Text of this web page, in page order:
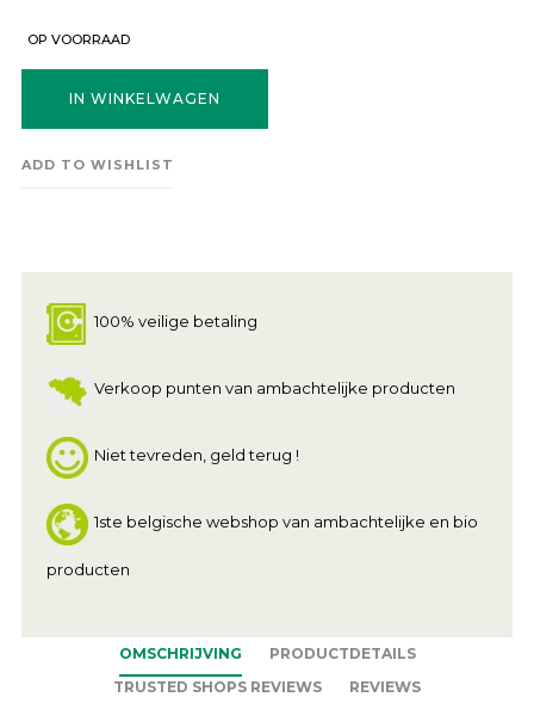
OP VOORRAAD
IN WINKELWAGEN
ADD TO WISHLIST
100% veilige betaling
Verkoop punten van ambachtelijke producten
Niet tevreden, geld terug !
1ste belgische webshop van ambachtelijke en bio
producten
OMSCHRIJVING
PRODUCTDETAILS
TRUSTED SHOPS REVIEWS
REVIEWS